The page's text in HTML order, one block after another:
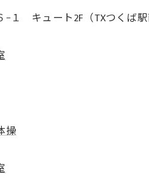
１ キュート2F（TXつくば駅
操